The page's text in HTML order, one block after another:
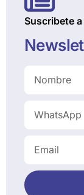
Suscribete